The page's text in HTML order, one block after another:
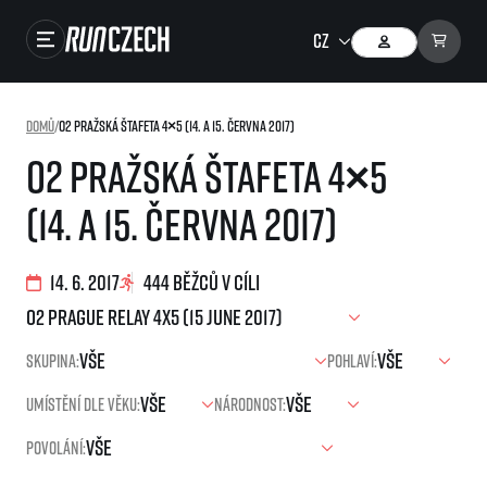
Foto & Video
RunCzech Store
Running Mall
Běžecké série
O běžecké lize
Jak to funguje
projekt SuperHalfs
O2 Pražská štafeta 4×5
(14. a 15. června 2017)
Domů/O2 Pražská štafeta 4×5 (14. a 15. června 2017)
14. 6. 2017 444 běžců v cíli
Skupina:
Pohlaví:
Umístění dle věku:
Národnost:
Povolání: